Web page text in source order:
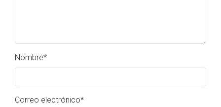
Nombre*
Correo electrónico*